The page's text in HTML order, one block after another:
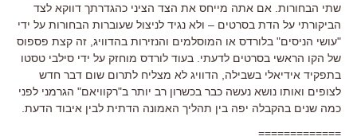
שתי הבחורות. אם אתה מייחס את הצד הציני כהגדרתך דווקא לצד
הביקורתי על הדת בסרטים – ולא נגיד לניצול שעוברות הבחורות על ידי
"עושי הניסים" בלורדס או המוסלמים והנזירות בהדוויג, זה קצת פספוס
של הקו הראשי בסרטים לדעתי. בעוד לורדס מוחזק על ידי סילבי טסטו
בתפקיד אידיאלי בשבילה, הדוויג לא מצליח לתרום שום דבר חדש
לצופים ואותו נושא נעשה כבר בכשרון רב יותר ב"רקוויאם" הגרמני לפני
כמה שנים בהקבלה יפה בין תהליך האמונה הדתית לבין איבוד הדעת.
=============